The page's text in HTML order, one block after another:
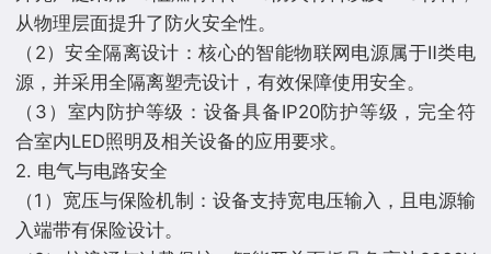
从物理层面提升了防火安全性。
（2）安全隔离设计：核心的智能物联网电源属于Ⅱ类电
源，并采用全隔离塑壳设计，有效保障使用安全。
（3）室内防护等级：设备具备IP20防护等级，完全符
合室内LED照明及相关设备的应用要求。
2. 电气与电路安全
（1）宽压与保险机制：设备支持宽电压输入，且电源输
入端带有保险设计。